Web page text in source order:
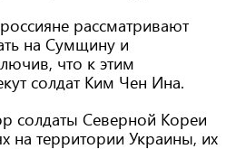
рассматривают
на Сумщину и
что к этим
солдат Ким Чен Ина.
солдаты Северной Кореи
на территории Украины, их